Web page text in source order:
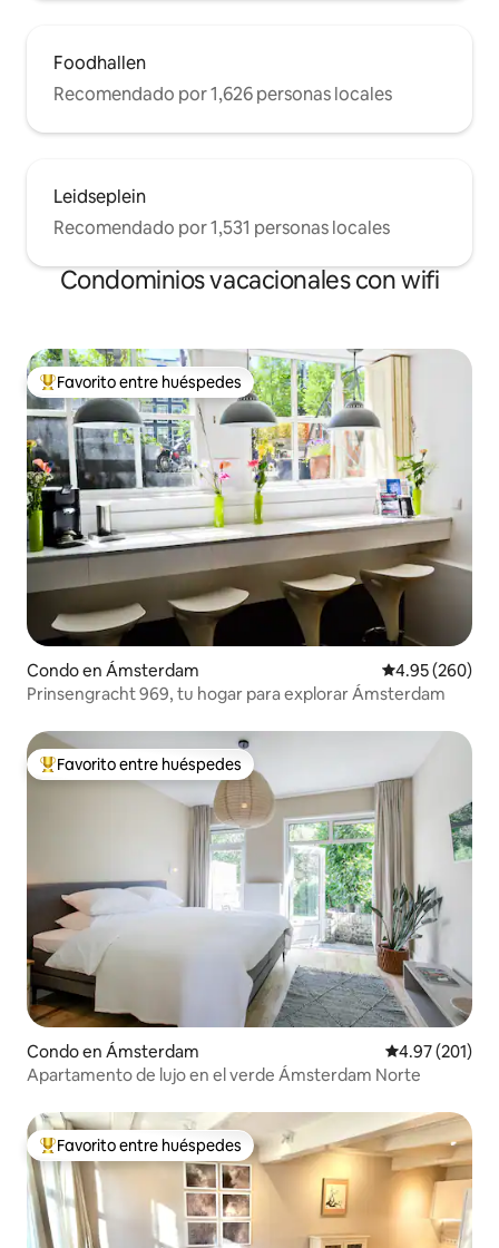
Foodhallen
Recomendado por 1,626 personas locales
Leidseplein
Recomendado por 1,531 personas locales
Condominios vacacionales con wifi
Favorito entre huéspedes preferido
Favorito entre huéspedes
Condo en Ámsterdam Calificación
4.95 (260)
Prinsengracht 969, tu hogar para explorar Ámsterdam
Favorito entre huéspedes preferido
Favorito entre huéspedes
Condo en Ámsterdam Calificación
4.97 (201)
Apartamento de lujo en el verde Ámsterdam Norte
Favorito entre huéspedes preferido
Favorito entre huéspedes